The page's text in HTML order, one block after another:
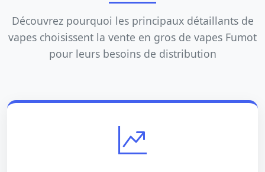
Découvrez pourquoi les principaux détaillants de
vapes choisissent la vente en gros de vapes Fumot
pour leurs besoins de distribution